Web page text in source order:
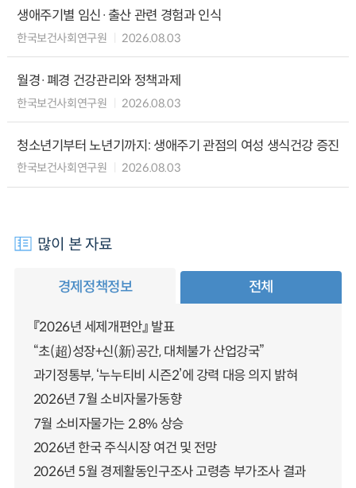
생애주기별 임신·출산 관련 경험과 인식
한국보건사회연구원 2026.08.03
월경·폐경 건강관리와 정책과제
한국보건사회연구원 2026.08.03
청소년기부터 노년기까지: 생애주기 관점의 여성 생식건강 증진
한국보건사회연구원 2026.08.03
많이 본 자료
경제정책정보 전체
『2026년 세제개편안』 발표
“초(超)성장+신(新)공간, 대체불가 산업강국”
과기정통부, ‘누누티비 시즌2’에 강력 대응 의지 밝혀
2026년 7월 소비자물가동향
7월 소비자물가는 2.8% 상승
2026년 한국 주식시장 여건 및 전망
2026년 5월 경제활동인구조사 고령층 부가조사 결과